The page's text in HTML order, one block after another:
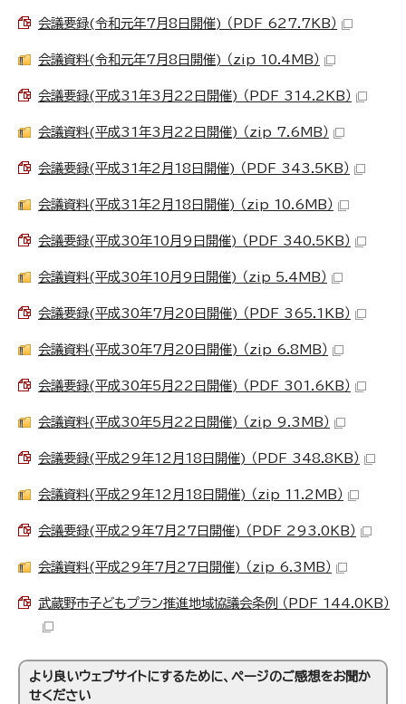
会議要録(令和元年7月8日開催) （PDF 627.7KB）
会議資料(令和元年7月8日開催) （zip 10.4MB）
会議要録(平成31年3月22日開催) （PDF 314.2KB）
会議資料(平成31年3月22日開催) （zip 7.6MB）
会議要録(平成31年2月18日開催) （PDF 343.5KB）
会議資料(平成31年2月18日開催) （zip 10.6MB）
会議要録(平成30年10月9日開催) （PDF 340.5KB）
会議資料(平成30年10月9日開催) （zip 5.4MB）
会議要録(平成30年7月20日開催) （PDF 365.1KB）
会議資料(平成30年7月20日開催) （zip 6.8MB）
会議要録(平成30年5月22日開催) （PDF 301.6KB）
会議資料(平成30年5月22日開催) （zip 9.3MB）
会議要録(平成29年12月18日開催) （PDF 348.8KB）
会議資料(平成29年12月18日開催) （zip 11.2MB）
会議要録(平成29年7月27日開催) （PDF 293.0KB）
会議資料(平成29年7月27日開催) （zip 6.3MB）
武蔵野市子どもプラン推進地域協議会条例 （PDF 144.0KB）
より良いウェブサイトにするために、ページのご感想をお聞か
せください